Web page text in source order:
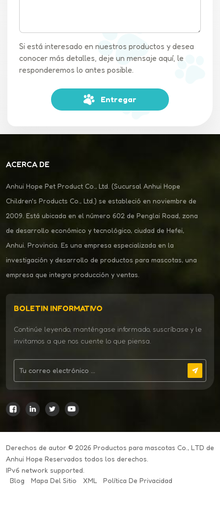
Si está interesado en nuestros productos y desea
conocer más detalles, deje un mensaje aquí, le
responderemos lo antes posible.
Entregar
ACERCA DE
Anhui Hope Pet Product Co., Ltd. (Sucursal Anhui Hope
Children's Products Co., Ltd.) se estableció en noviembre de
2009. Está ubicada en el número 602 de Penglai Road, zona
de desarrollo económico y tecnológico, ciudad de Hefei,
Anhui. Provincia. Es una empresa especializada en la
investigación y desarrollo de productos para mascotas, una
empresa que integra producción y ventas.
BOLETIN INFORMATIVO
Continúe leyendo, manténgase informado, suscríbase y le
invitamos a que nos cuente lo que piensa.
Derechos de autor © 2026 Productos para mascotas Co., LTD de
Anhui Hope Reservados todos los derechos.
IPv6 network supported.
Blog
Mapa Del Sitio XML Política De Privacidad